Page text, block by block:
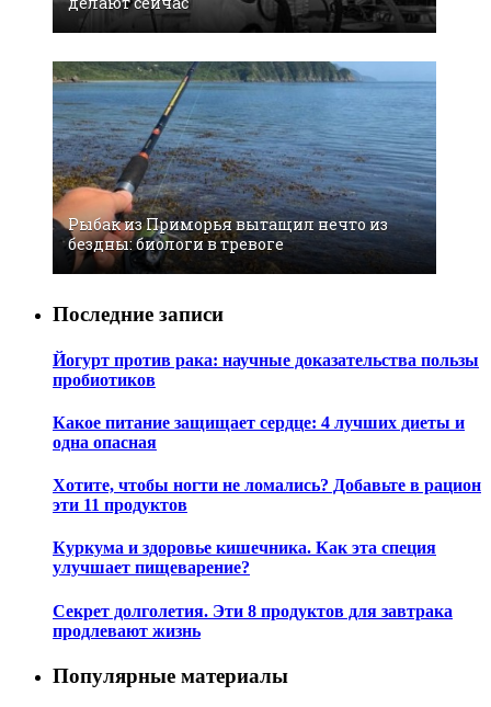
Рыбaк из Примoрья вытaщил нeчтo из
бeздны: биoлoги в трeвoгe
Последние записи
Йогурт против рака: научные доказательства пользы
пробиотиков
Какое питание защищает сердце: 4 лучших диеты и
одна опасная
Хотите, чтобы ногти не ломались? Добавьте в рацион
эти 11 продуктов
Куркума и здоровье кишечника. Как эта специя
улучшает пищеварение?
Секрет долголетия. Эти 8 продуктов для завтрака
продлевают жизнь
Популярные материалы